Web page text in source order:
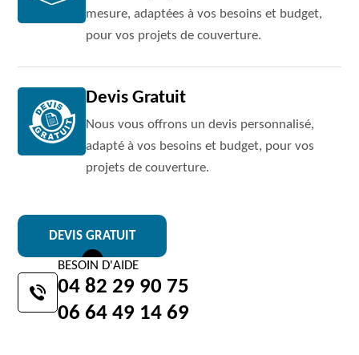
mesure, adaptées à vos besoins et budget,
pour vos projets de couverture.
Devis Gratuit
Nous vous offrons un devis personnalisé,
adapté à vos besoins et budget, pour vos
projets de couverture.
DEVIS GRATUIT
BESOIN D'AIDE
04 82 29 90 75
06 64 49 14 69